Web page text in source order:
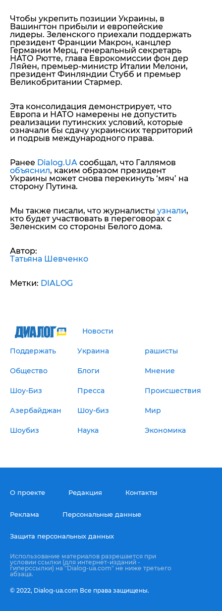
Чтобы укрепить позиции Украины, в
Вашингтон прибыли и европейские
лидеры. Зеленского приехали поддержать
президент Франции Макрон, канцлер
Германии Мерц, генеральный секретарь
НАТО Рютте, глава Еврокомиссии фон дер
Ляйен, премьер-министр Италии Мелони,
президент Финляндии Стубб и премьер
Великобритании Стармер.
Эта консолидация демонстрирует, что
Европа и НАТО намерены не допустить
реализации путинских условий, которые
означали бы сдачу украинских территорий
и подрыв международного права.
Ранее Dialog.UA сообщал, что Галлямов
объяснил, каким образом президент
Украины может снова перекинуть ‘мяч’ на
сторону Путина.
Мы также писали, что журналисты узнали,
кто будет участвовать в переговорах с
Зеленским со стороны Белого дома.
Автор:
Татьяна Шевченко
Метки: DIALOG
Новости
Поддержать Украина рашисты
Общество Блоги Мнение
Шоу-Биз Пресса Происшествия
Азербайджан Шоу-биз Мир
Шоубиз Наука Экономика
О проекте Редакция Контакты
Реклама Персональные данные
Защита персональных данных
Использование материалов разрешается при
условии ссылки (для интернет-изданий -
гиперссылки) на "Dialog-ua.com" не ниже третьего
абзаца.
© 2022, Dialog-ua.сom Все права защищены.